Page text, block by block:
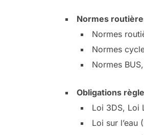
Normes
Normes
Normes
Normes
Obligations
Loi 3DS, Loi
Loi sur l’eau